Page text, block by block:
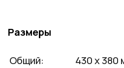
Размеры
Общий: 430 х 380